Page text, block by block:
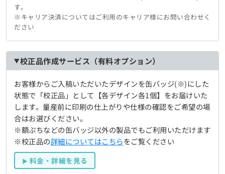
す。
※キャリア決済についてはご利用のキャリア様にお問い合わせく
ださい
校正品作成サービス（有料オプション）
お客様からご入稿いただいたデザインを缶バッジ(※)にした
状態で「校正品」として【各デザイン各1個】をお届けいた
します。量産前に印刷の仕上がりや仕様の確認をご希望の場
合はお選びください。
※額ぷちなどの缶バッジ以外の製品でもご利用いただけます
※校正品の詳細についてはこちらをご覧ください
料金・詳細を見る